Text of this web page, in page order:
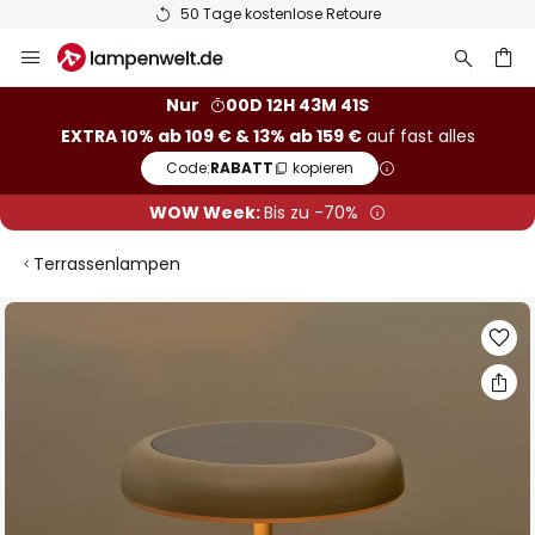
50 Tage kostenlose Retoure
Inhalt
Nur
00D 12H 43M 40S
EXTRA 10% ab 109 € & 13% ab 159 €auf fast alles
Code:RABATT kopieren
WOW Week:Bis zu -70%
Terrassenlampen
Zum